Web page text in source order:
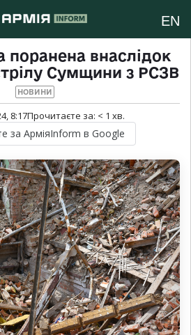
EN
внаслідок
Сумщини з РСЗВ
НОВИНИ
8:17Прочитаєте за: < 1 хв.
за АрміяInform в Google